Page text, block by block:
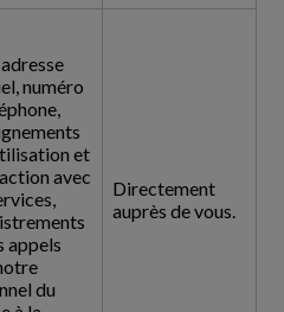
numéro
et
avec
appels
du
Directement
auprès de vous.